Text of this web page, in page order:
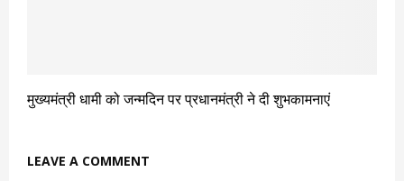
मुख्यमंत्री धामी को जन्मदिन पर प्रधानमंत्री ने दी शुभकामनाएं
LEAVE A COMMENT